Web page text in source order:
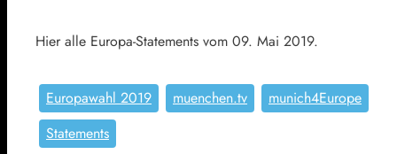
Hier alle Europa-Statements vom 09. Mai 2019.
Europawahl 2019 muenchen.tv
munich4Europe
Statements